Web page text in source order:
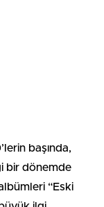
başında,
bir dönemde
“Eski